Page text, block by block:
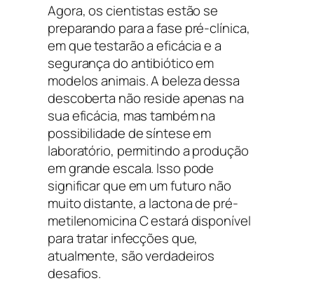
Agora, os cientistas estão se
preparando para a fase pré-clínica,
em que testarão a eficácia e a
segurança do antibiótico em
modelos animais. A beleza dessa
descoberta não reside apenas na
sua eficácia, mas também na
possibilidade de síntese em
laboratório, permitindo a produção
em grande escala. Isso pode
significar que em um futuro não
muito distante, a lactona de pré-
metilenomicina C estará disponível
para tratar infecções que,
atualmente, são verdadeiros
desafios.